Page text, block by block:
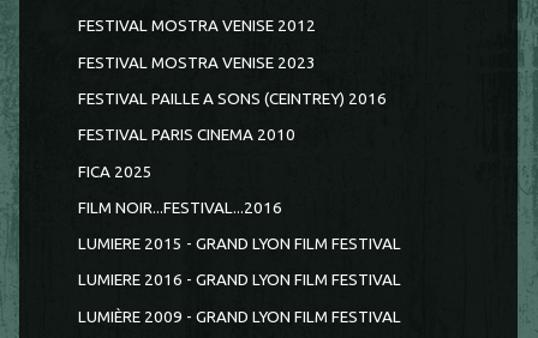
FESTIVAL MOSTRA VENISE 2012
FESTIVAL MOSTRA VENISE 2023
FESTIVAL PAILLE A SONS (CEINTREY) 2016
FESTIVAL PARIS CINEMA 2010
FICA 2025
FILM NOIR...FESTIVAL...2016
LUMIERE 2015 - GRAND LYON FILM FESTIVAL
LUMIERE 2016 - GRAND LYON FILM FESTIVAL
LUMIÈRE 2009 - GRAND LYON FILM FESTIVAL